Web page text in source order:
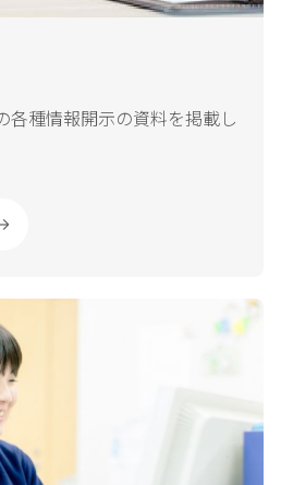
各種情報開示の資料を掲載し